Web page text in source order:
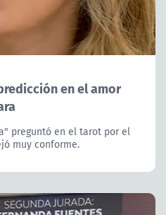
en el amor
preguntó en el tarot por el
muy conforme.